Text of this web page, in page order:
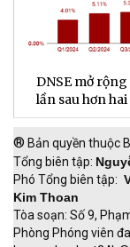
DNSE mở
lần sau hơn
® Bản quyền thuộc
Tổng biên tập:
Phó Tổng biên tập:
Kim Thoan
Tòa soạn: Số 9,
Phòng Phóng viên